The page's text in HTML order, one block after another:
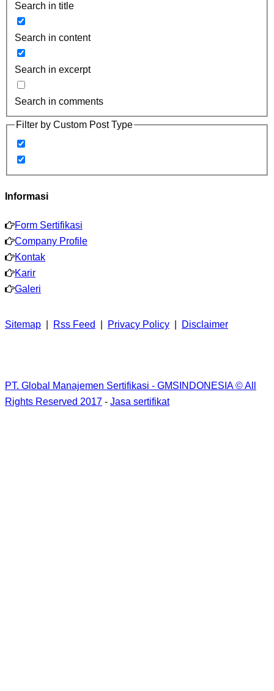
Search in title
Search in content
Search in excerpt
Search in comments
Filter by Custom Post Type
Informasi
Form Sertifikasi
Company Profile
Kontak
Karir
Galeri
Sitemap Rss Feed Privacy Policy Disclaimer
PT. Global Manajemen Sertifikasi - GMSINDONESIA © All
Rights Reserved 2017 - Jasa sertifikat